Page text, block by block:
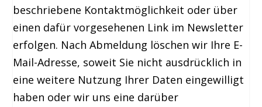
beschriebene Kontaktmöglichkeit oder über
einen dafür vorgesehenen Link im Newsletter
erfolgen. Nach Abmeldung löschen wir Ihre E-
Mail-Adresse, soweit Sie nicht ausdrücklich in
eine weitere Nutzung Ihrer Daten eingewilligt
haben oder wir uns eine darüber